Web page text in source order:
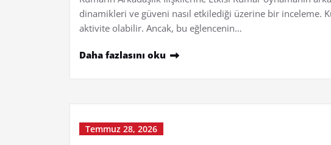
dinamikleri ve güveni nasıl etkilediği üzerine bir inceleme.
aktivite olabilir. Ancak, bu eğlencenin…
Daha fazlasını oku
Temmuz 28, 2026